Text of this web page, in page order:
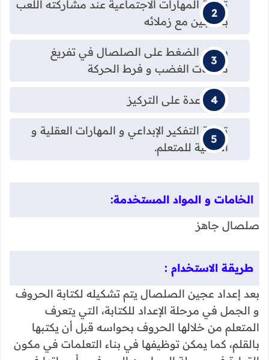
تنمية المهارات الاجتماعية عند مشاركته اللعب
بالعجين مع زملائه
يسهم الضغط على الصلصال في تفريغ
شحنات الغضب و فرط الحركة
المساعدة على التركيز
تنمية التفكير الإبداعي و المهارات العقلية و
الذهنية للمتعلم.
الخامات و المواد المستخدمة:
صلصال جاهز
طريقة الاستخدام :
بعد إعداد عجين الصلصال يتم تشكيله لكتابة الحروف
و الجمل في مرحلة الإعداد للكتابة، التي يتعرف
المتعلم من خلالها الحروف بحواسه قبل أن يكتبها
بالقلم، كما يمكن توظيفها في بناء التعلمات في مكون